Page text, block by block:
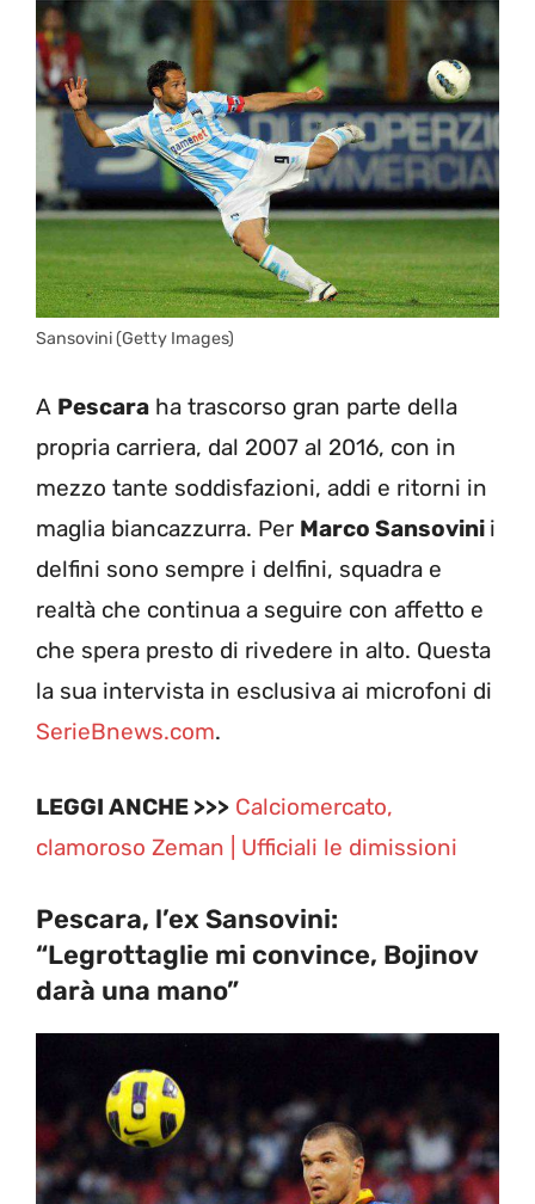
Sansovini (Getty Images)
A Pescara ha trascorso gran parte della
propria carriera, dal 2007 al 2016, con in
mezzo tante soddisfazioni, addi e ritorni in
maglia biancazzurra. Per Marco Sansovini i
delfini sono sempre i delfini, squadra e
realtà che continua a seguire con affetto e
che spera presto di rivedere in alto. Questa
la sua intervista in esclusiva ai microfoni di
SerieBnews.com.
LEGGI ANCHE >>> Calciomercato,
clamoroso Zeman | Ufficiali le dimissioni
Pescara, l’ex Sansovini:
“Legrottaglie mi convince, Bojinov
darà una mano”